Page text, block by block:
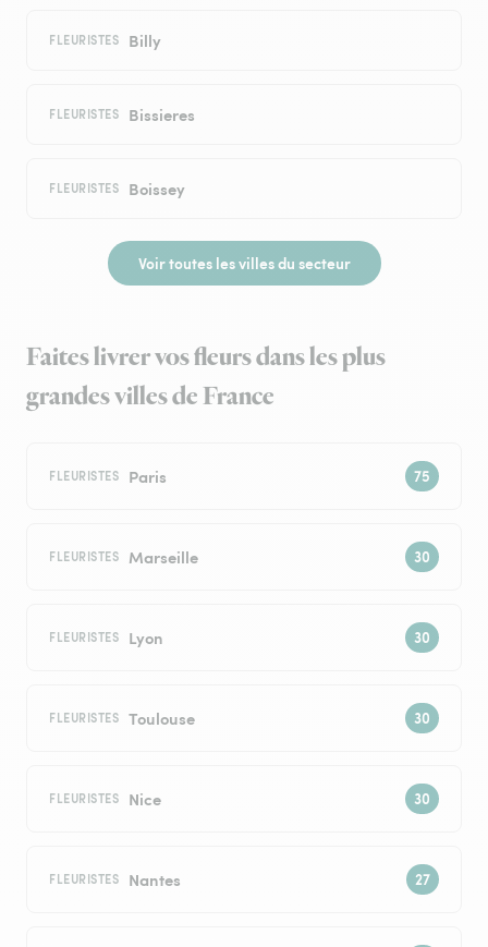
FLEURISTES Billy
FLEURISTES Bissieres
FLEURISTES Boissey
Voir toutes les villes du secteur
Faites livrer vos fleurs dans les plus
grandes villes de France
FLEURISTES Paris
FLEURISTES Marseille
FLEURISTES Lyon
FLEURISTES Toulouse
FLEURISTES Nice
FLEURISTES Nantes